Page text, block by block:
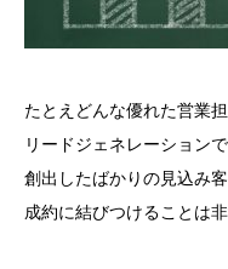
たとえどんな優れた営業
リードジェネレーションで
創出したばかりの見込み
成約に結びつけることは